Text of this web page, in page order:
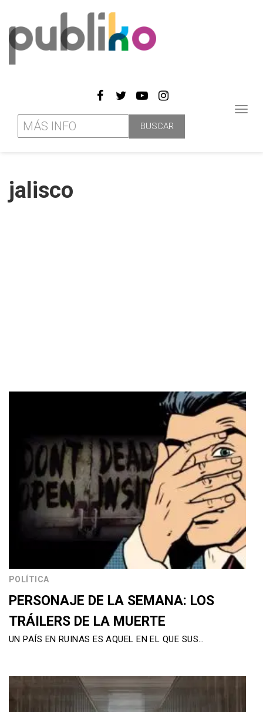
jalisco
POLÍTICA
PERSONAJE DE LA SEMANA: LOS
TRÁILERS DE LA MUERTE
UN PAÍS EN RUINAS ES AQUEL EN EL QUE SUS…